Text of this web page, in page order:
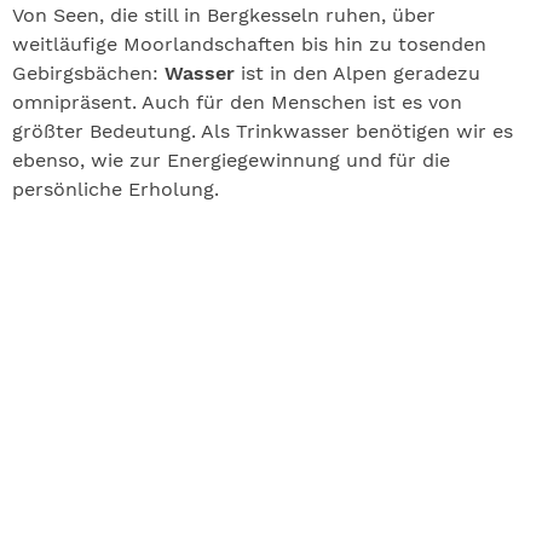
Von Seen, die still in Bergkesseln ruhen, über
weitläufige Moorlandschaften bis hin zu tosenden
Gebirgsbächen: Wasser ist in den Alpen geradezu
omnipräsent. Auch für den Menschen ist es von
größter Bedeutung. Als Trinkwasser benötigen wir es
ebenso, wie zur Energiegewinnung und für die
persönliche Erholung.